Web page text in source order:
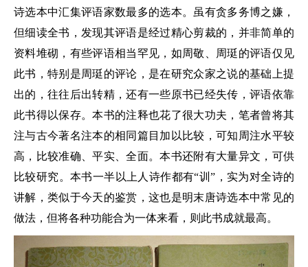
诗选本中汇集评语家数最多的选本。虽有贪多务博之嫌，
但细读全书，发现其评语是经过精心剪裁的，并非简单的
资料堆砌，有些评语相当罕见，如周敬、周珽的评语仅见
此书，特别是周珽的评论，是在研究众家之说的基础上提
出的，往往后出转精，还有一些原书已经失传，评语依靠
此书得以保存。本书的注释也花了很大功夫，笔者曾将其
注与古今著名注本的相同篇目加以比较，可知周注水平较
高，比较准确、平实、全面。本书还附有大量异文，可供
比较研究。本书一半以上人诗作都有“训”，实为对全诗的
讲解，类似于今天的鉴赏，这也是明末唐诗选本中常见的
做法，但将各种功能合为一体来看，则此书成就最高。